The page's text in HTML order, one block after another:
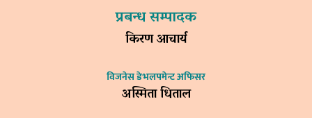
प्रबन्ध सम्पादक
किरण आचार्य
विजनेस डेभलपमेन्ट अफिसर
अस्मिता धिताल